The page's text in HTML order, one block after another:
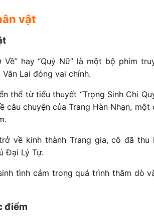
vật
Về” hay “Quý Nữ” là một bộ phim
Vân Lai đóng vai chính.
thể từ tiểu thuyết “Trọng Sinh Chi
câu chuyện của Trang Hàn Nhạn,
về kinh thành Trang gia, cô đã thu
Đại Lý Tự.
tình cảm trong quá trình thăm dò
điểm